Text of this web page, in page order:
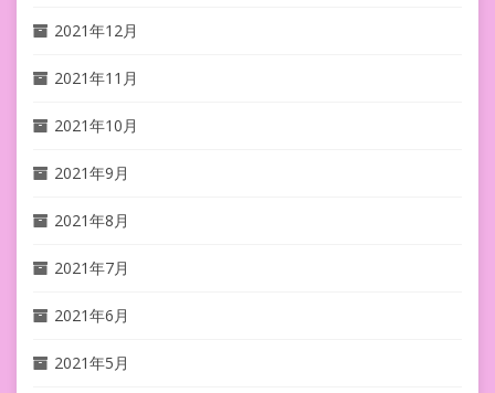
2021年12月
2021年11月
2021年10月
2021年9月
2021年8月
2021年7月
2021年6月
2021年5月